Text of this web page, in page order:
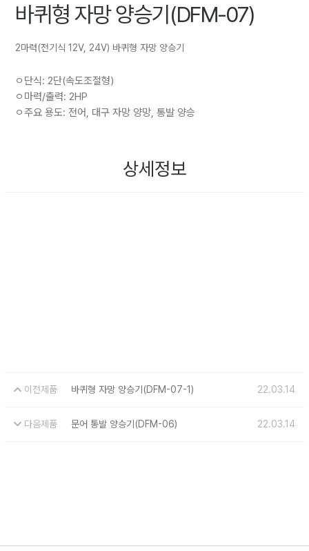
바퀴형 자망 양승기(DFM-07)
2마력(전기식 12V, 24V) 바퀴형 자망 양승기
ㅇ단식: 2단(속도조절형)
ㅇ마력/출력: 2HP
ㅇ주요 용도: 전어, 대구 자망 양망, 통발 양승
상세정보
이전제품 바퀴형 자망 양승기(DFM-07-1) 22.03.14
다음제품 문어 통발 양승기(DFM-06) 22.03.14